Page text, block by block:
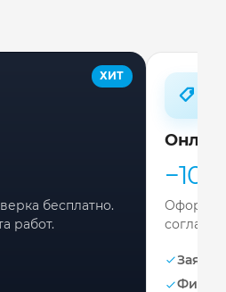
ХИТ
бесплатно.
работ.
−10%
Заявка